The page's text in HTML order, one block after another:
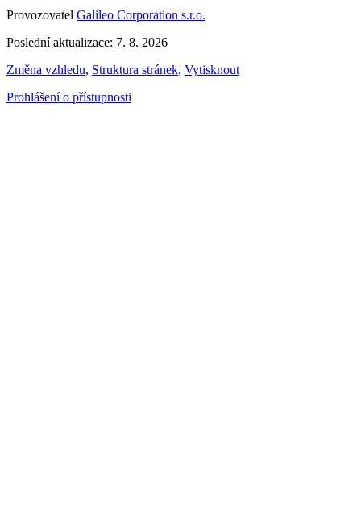
Provozovatel Galileo Corporation s.r.o.
Poslední aktualizace: 7. 8. 2026
Změna vzhledu, Struktura stránek, Vytisknout
Prohlášení o přístupnosti